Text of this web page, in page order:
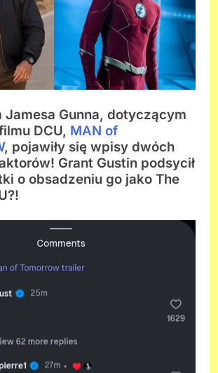
Jamesa Gunna, dotyczącym
DCU, MAN of
, pojawiły się wpisy dwóch
Grant Gustin podsycił
o obsadzeniu go jako The